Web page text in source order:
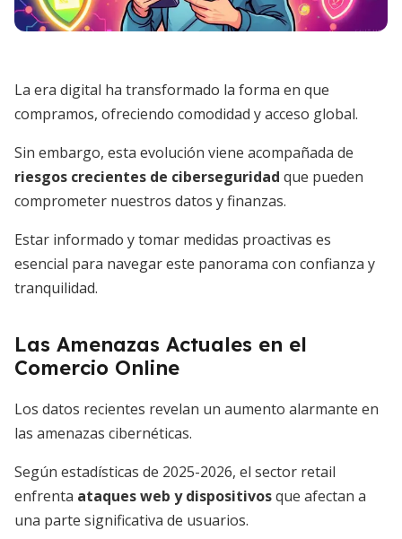
La era digital ha transformado la forma en que
compramos, ofreciendo comodidad y acceso global.
Sin embargo, esta evolución viene acompañada de
riesgos crecientes de ciberseguridad que pueden
comprometer nuestros datos y finanzas.
Estar informado y tomar medidas proactivas es
esencial para navegar este panorama con confianza y
tranquilidad.
Las Amenazas Actuales en el
Comercio Online
Los datos recientes revelan un aumento alarmante en
las amenazas cibernéticas.
Según estadísticas de 2025-2026, el sector retail
enfrenta ataques web y dispositivosque afectan a
una parte significativa de usuarios.